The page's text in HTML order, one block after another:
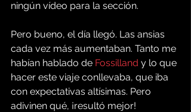
ningún vídeo para la sección.
Pero bueno, el día llegó. Las ansias
cada vez más aumentaban. Tanto me
habían hablado de Fossilland y lo que
hacer este viaje conllevaba, que iba
con expectativas altísimas. Pero
adivinen qué, ¡resultó mejor!